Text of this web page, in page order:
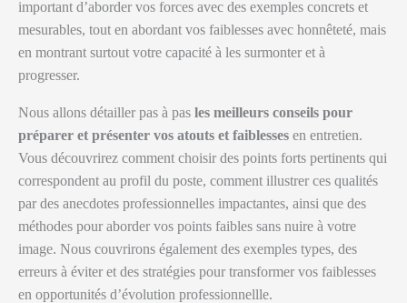
important d’aborder vos forces avec des exemples concrets et
mesurables, tout en abordant vos faiblesses avec honnêteté, mais
en montrant surtout votre capacité à les surmonter et à
progresser.
Nous allons détailler pas à pas les meilleurs conseils pour
préparer et présenter vos atouts et faiblesses en entretien.
Vous découvrirez comment choisir des points forts pertinents qui
correspondent au profil du poste, comment illustrer ces qualités
par des anecdotes professionnelles impactantes, ainsi que des
méthodes pour aborder vos points faibles sans nuire à votre
image. Nous couvrirons également des exemples types, des
erreurs à éviter et des stratégies pour transformer vos faiblesses
en opportunités d’évolution professionnellle.